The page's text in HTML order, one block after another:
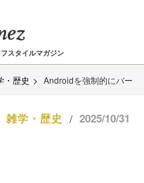
スタイルマガジン
・歴史 Androidを強制的にバー
雑学・歴史 / 2025/10/31